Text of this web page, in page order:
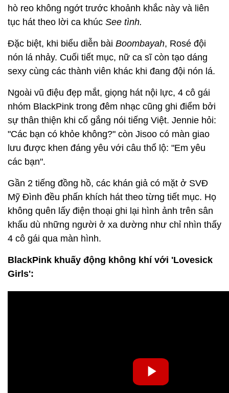
hò reo không ngớt trước khoảnh khắc này và liên
tục hát theo lời ca khúc See tình.
Đặc biệt, khi biểu diễn bài Boombayah, Rosé đội
nón lá nhảy. Cuối tiết mục, nữ ca sĩ còn tạo dáng
sexy cùng các thành viên khác khi đang đội nón lá.
Ngoài vũ điệu đẹp mắt, giọng hát nội lực, 4 cô gái
nhóm BlackPink trong đêm nhạc cũng ghi điểm bởi
sự thân thiện khi cố gắng nói tiếng Việt. Jennie hỏi:
"Các bạn có khỏe không?" còn Jisoo có màn giao
lưu được khen đáng yêu với câu thổ lộ: "Em yêu
các bạn".
Gần 2 tiếng đồng hồ, các khán giả có mặt ở SVĐ
Mỹ Đình đều phấn khích hát theo từng tiết mục. Họ
không quên lấy điện thoại ghi lại hình ảnh trên sân
khấu dù những người ở xa dường như chỉ nhìn thấy
4 cô gái qua màn hình.
BlackPink khuấy động không khí với 'Lovesick
Girls':